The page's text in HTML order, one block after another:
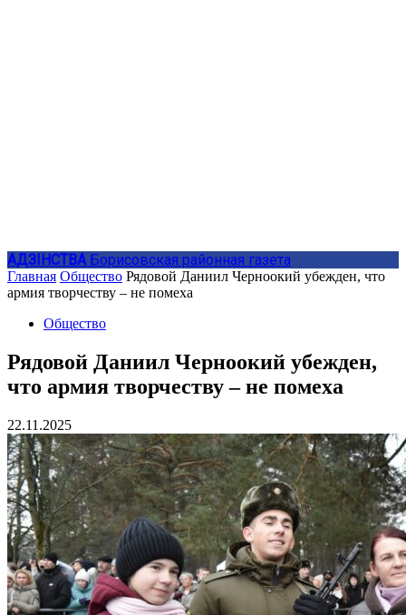
АДЗIНСТВА Борисовская районная газета
Главная Общество Рядовой Даниил Черноокий убежден, что
армия творчеству – не помеха
Общество
Рядовой Даниил Черноокий убежден,
что армия творчеству – не помеха
22.11.2025